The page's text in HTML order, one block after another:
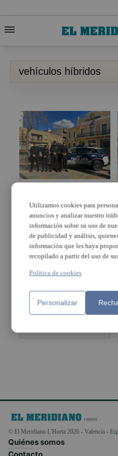
vehículos híbridos
Policía Local con dos
nuevos vehículos
híbridos
Paterna presenta
vehículos
híbridos de la
Policía Local
© El Meridiano L'Horta 2026 - Valencia -
Quiénes somos
Utilizamos cookies para
anuncios y analizar nuestro
información sobre su uso de
de publicidad y análisis,
información que les haya
recopilado a partir del uso de
Política de cookies
Personalizar